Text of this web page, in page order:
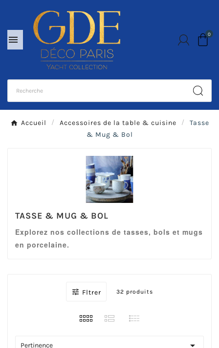
 0
Accueil Accessoires de la table & cuisine
Tasse
& Mug & Bol
TASSE & MUG & BOL
Explorez nos collections de tasses, bols et mugs
en porcelaine.
 Fltrer 32 produits
Pertinence